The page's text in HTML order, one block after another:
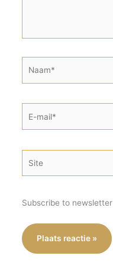
mail*
Subscribe to newsletter